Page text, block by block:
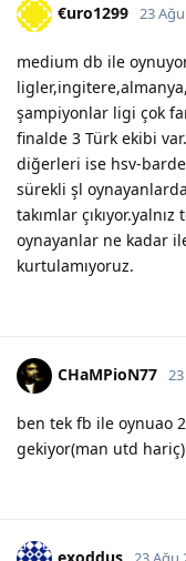
€uro1299 23
medium db ile
şampiyonlar ligi çok
finalde 3 Türk ekibi
diğerleri ise hsv-
sürekli şl
takımlar
oynayanlar ne kadar
kurtulamıyoruz.
CHaMPioN77
ben tek fb ile oynuao
gekiyor(man utd hariç)
exoddus